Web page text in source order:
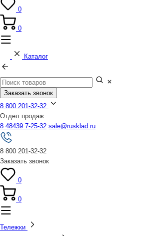
0
0
Каталог
Заказать звонок
8 800 201-32-32
Отдел продаж
8 48439 7-25-32 sale@rusklad.ru
8 800 201-32-32
Заказать звонок
0
0
Тележки